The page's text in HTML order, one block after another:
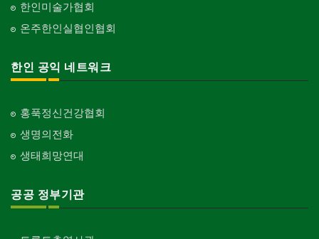
한인미술가협회
온주한인실협인협회
한인 공익 네트워크
홍푹정신건강협회
생명의전화
생태희망연대
공공 정부기관